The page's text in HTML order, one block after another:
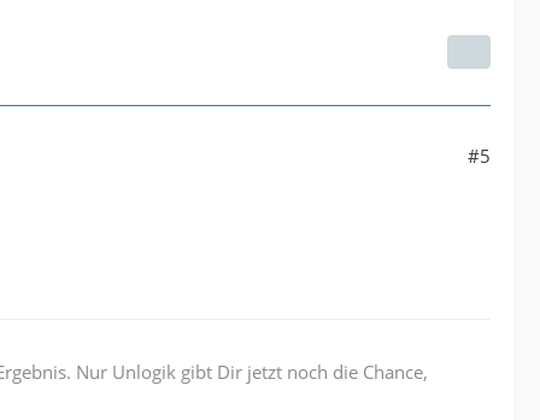
#5
Nur Unlogik gibt Dir jetzt noch die Chance,